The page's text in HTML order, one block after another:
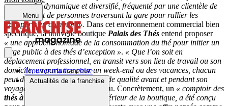
Menu
Trouver ma franchise
Actualités de la franchise
commercial dynamique et diversifié, fréquenté par une clientèle de
voyageurs et de personnes traversant la gare pour rallier les
transports en commun ». Dans cet environnement commercial bien
spécifique, la nouvelle boutique Palais des Thés entend proposer
« une approche nomade de la consommation du thé pour initier un
large public à des thés d’exception ». « Que l’on soit en
déplacement professionnel, en transit vers son lieu de travail ou son
domicile, en partance pour un week-end ou des vacances, chacun
peut désormais savourer unthé de qualité avant et pendant son
voyage »
, affirme la tête de réseau. Concrètement, un « comptoir des
thés à emporter
, visible dès l’extérieur de la boutique, a été conçu